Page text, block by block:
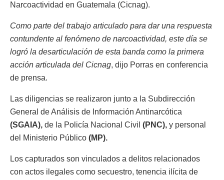
Narcoactividad en Guatemala (Cicnag).
Como parte del trabajo articulado para dar una respuesta
contundente al fenómeno de narcoactividad, este día se
logró la desarticulación de esta banda como la primera
acción articulada del Cicnag, dijo Porras en conferencia
de prensa.
Las diligencias se realizaron junto a la Subdirección
General de Análisis de Información Antinarcótica
(SGAIA), de la Policía Nacional Civil (PNC), y personal
del Ministerio Público (MP).
Los capturados son vinculados a delitos relacionados
con actos ilegales como secuestro, tenencia ilícita de